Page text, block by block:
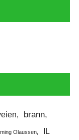
brann
Olaussen
IL